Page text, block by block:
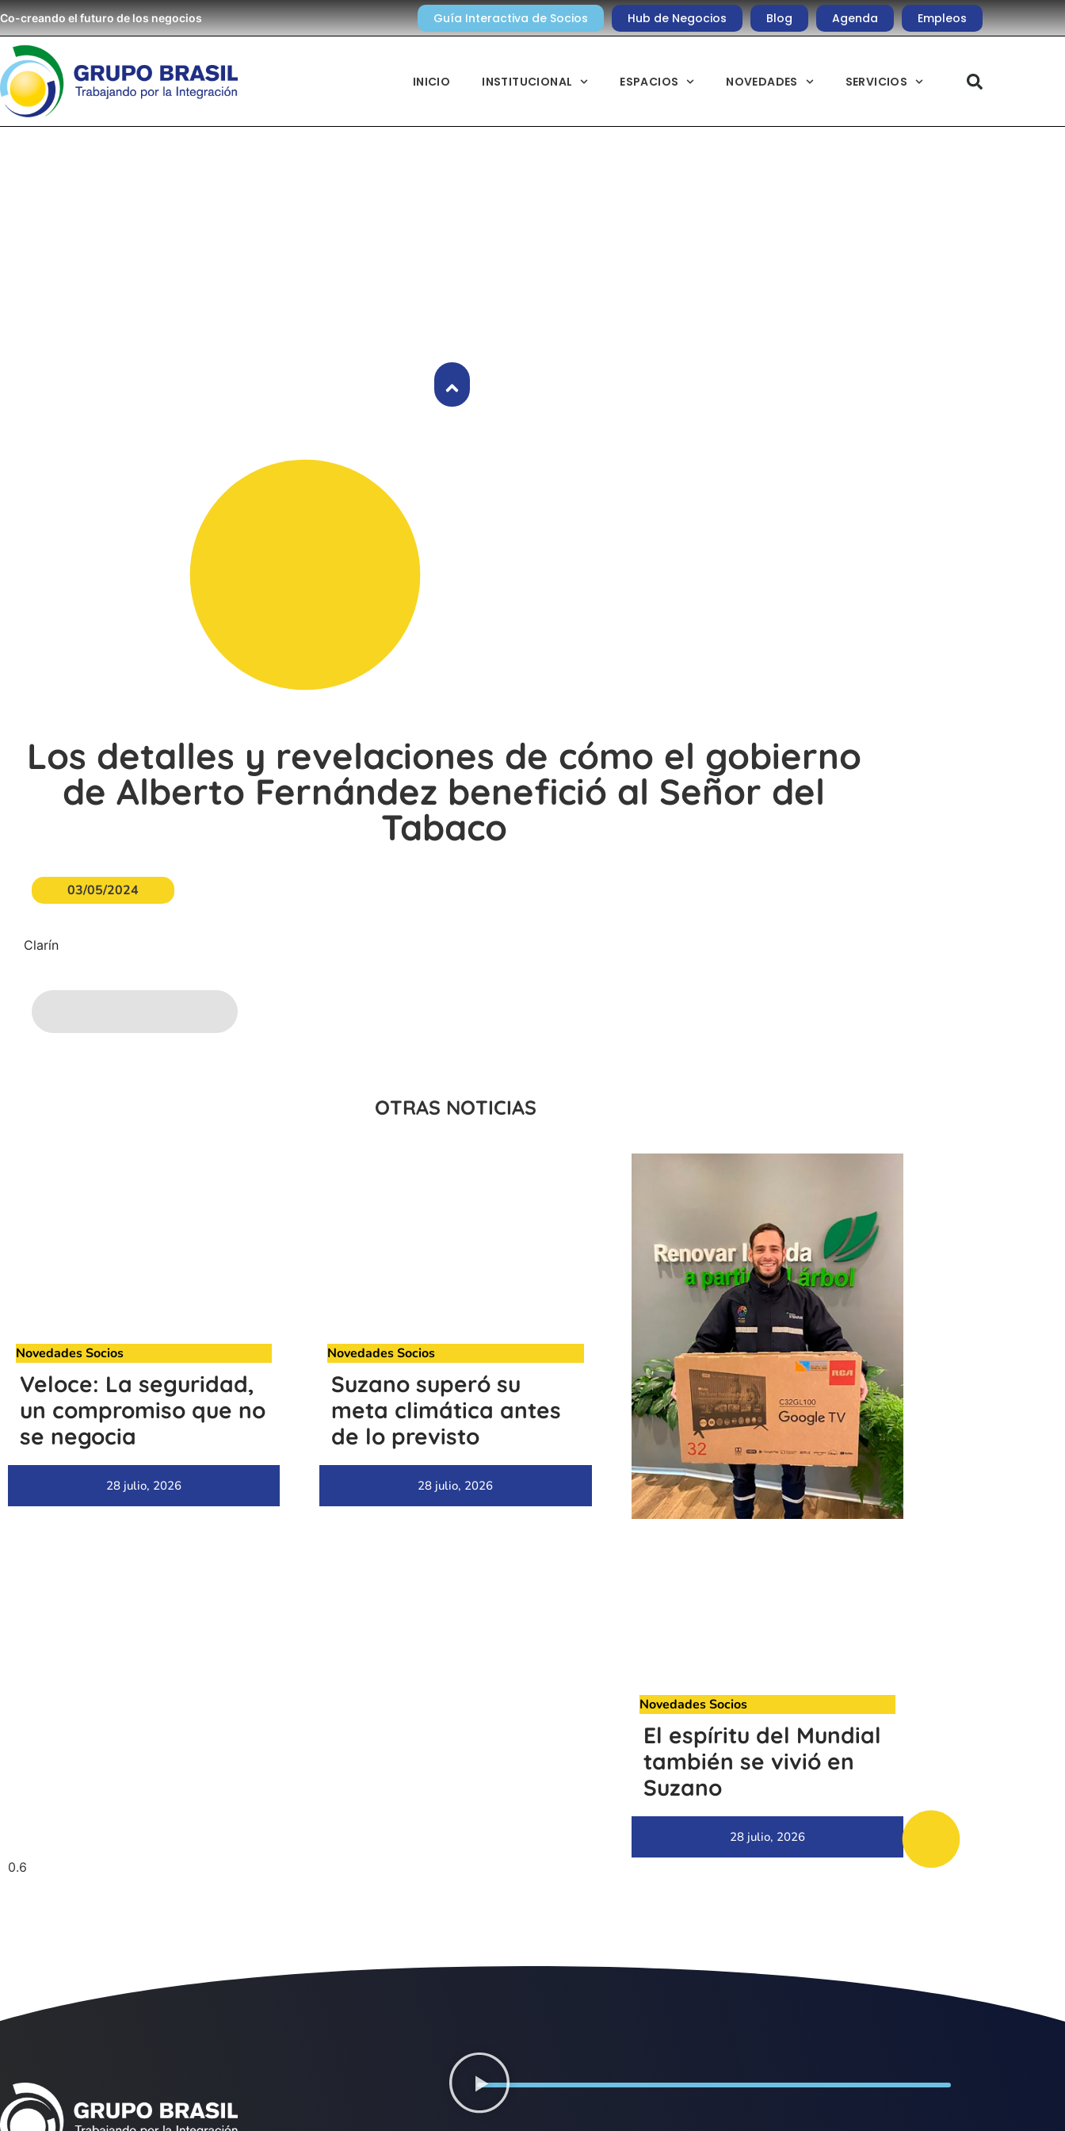
Co-creando el futuro de los negocios Guía Interactiva de Socios Hub de Negocios Blog Agenda Empleos
INICIO INSTITUCIONAL ESPACIOS NOVEDADES SERVICIOS
Los detalles y revelaciones de cómo el gobierno
de Alberto Fernández benefició al Señor del
Tabaco
03/05/2024
Clarín
OTRAS NOTICIAS
Novedades Socios
Veloce: La seguridad,
un compromiso que no
se negocia
28 julio, 2026
Novedades Socios
Suzano superó su
meta climática antes
de lo previsto
28 julio, 2026
Novedades Socios
El espíritu del Mundial
también se vivió en
Suzano
28 julio, 2026